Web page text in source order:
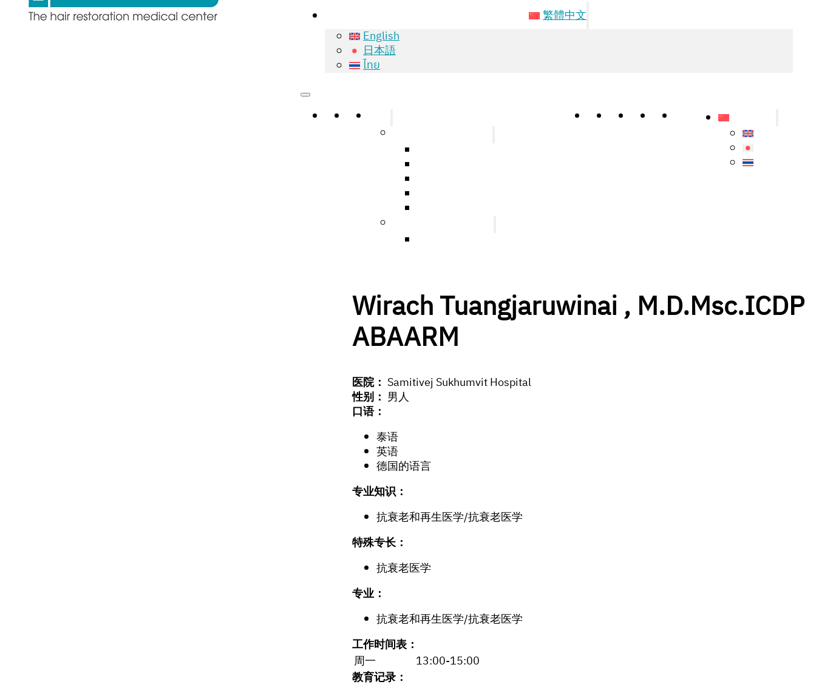
繁體中文
English
日本語
ไทย
主页 关于 医生 产品 图库 文章 联系我们
Wirach Tuangjaruwinai , M.D.Msc.ICDP
ABAARM
医院： Samitivej Sukhumvit Hospital
性别： 男人
口语：
泰语
英语
德国的语言
专业知识：
抗衰老和再生医学/抗衰老医学
特殊专长：
抗衰老医学
专业：
抗衰老和再生医学/抗衰老医学
工作时间表：
周一
13:00-15:00
教育记录：